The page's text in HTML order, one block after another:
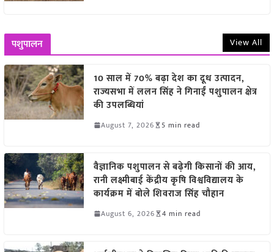
पशुपालन View All
10 साल में 70% बढ़ा देश का दूध उत्पादन,
राज्यसभा में ललन सिंह ने गिनाईं पशुपालन क्षेत्र
की उपलब्धियां
August 7, 2026 5 min read
वैज्ञानिक पशुपालन से बढ़ेगी किसानों की आय,
रानी लक्ष्मीबाई केंद्रीय कृषि विश्वविद्यालय के
कार्यक्रम में बोले शिवराज सिंह चौहान
August 6, 2026 4 min read